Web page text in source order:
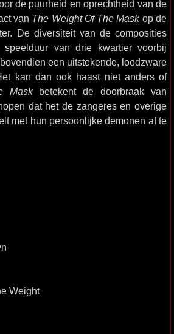
de puurheid en oprechtheid van de
van The Weight Of The Maskop de
De diversiteit van de composities
van drie kwartier voorbij
een uitstekende, loodzware
kan dan ook haast niet anders of
Maskbetekent de doorbraak van
dat het de zangeres en overige
met hun persoonlijke demonen af te
Weight